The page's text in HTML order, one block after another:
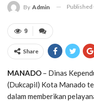
By Admin Published
9
Share
MANADO – Dinas
(Dukcapil) Kota Manado
dalam memberikan